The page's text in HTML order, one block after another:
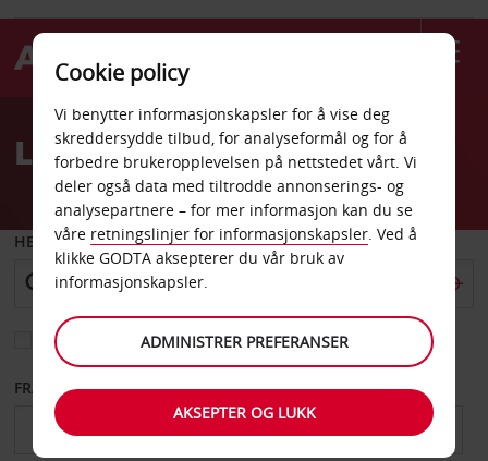
Welcome
AvisLeiebil Michigan
HENT FRA
Velg et annet leveringssted
FRA DATO TIL DATO
Cookie policy
Vi benytter informasjonskapsler for å vise deg
skreddersydde tilbud, for analyseformål og for å
forbedre brukeropplevelsen på nettstedet vårt. Vi
deler også data med tiltrodde annonserings- og
analysepartnere – for mer informasjon kan du se
våre retningslinjer for informasjonskapsler. Ved å
klikke GODTA aksepterer du vår bruk av
informasjonskapsler.
ADMINISTRER PREFERANSER
AKSEPTER OG LUKK